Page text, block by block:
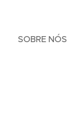
SOBRE NÓS